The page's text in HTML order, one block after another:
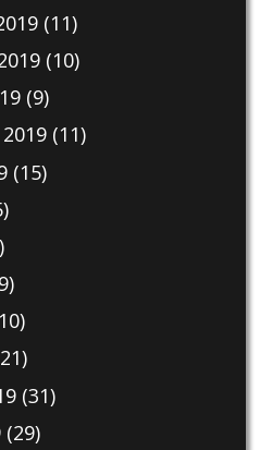
(11)
(10)
(9)
(11)
(15)
(31)
(29)